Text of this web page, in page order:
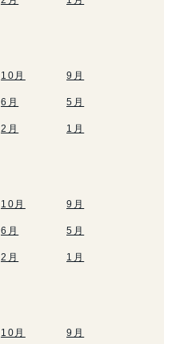
10月 9月
6月 5月
2月 1月
10月 9月
6月 5月
2月 1月
10月 9月